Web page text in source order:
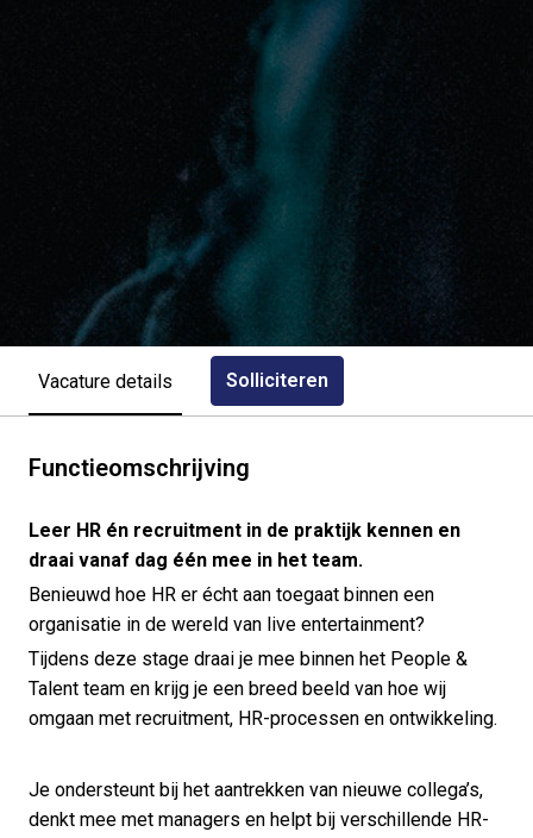
Vacature details Solliciteren
Functieomschrijving
Leer HR én recruitment in de praktijk kennen en
draai vanaf dag één mee in het team.
Benieuwd hoe HR er écht aan toegaat binnen een
organisatie in de wereld van live entertainment?
Tijdens deze stage draai je mee binnen het People &
Talent team en krijg je een breed beeld van hoe wij
omgaan met recruitment, HR-processen en ontwikkeling.
Je ondersteunt bij het aantrekken van nieuwe collega’s,
denkt mee met managers en helpt bij verschillende HR-